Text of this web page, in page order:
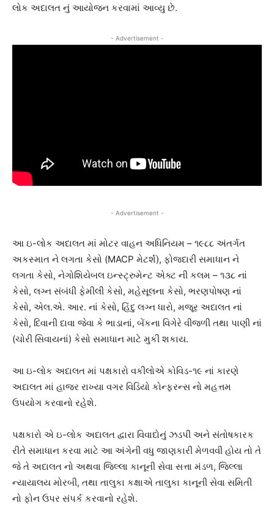
લોક અદાલત નું આયોજન કરવામાં આવ્યુ છે.
- Advertisement -
- Advertisement -
આ ઇ-લોક અદાલત માં મોટર વાહન અધિનિયમ – ૧૯૮૮ અંતર્ગત
અકસ્માત ને લગતા કેસો (MACP મેટર્શ), ફોજદારી સમાધાન ને
લગતા કેસો, નેગોશિયેબલ ઇન્સ્ટ્રુમેન્ટ એક્ટ ની કલમ – ૧૩૮ નાં
કેસો, લગ્ન સંબંધી ફેમીલી કેસો, મહેસૂલના કેસો, ભરણપોષણ નાં
કેસો, એલ.એ. આર. નાં કેસો, હિંદુ લગ્ન ધારો, મજૂર અદાલત નાં
કેસો, દિવાની દાવા જેવા કે ભાડાનાં, બેંકના વિગેરે વીજળી તથા પાણી નાં
(ચોરી સિવાયનાં) કેસો સમાધાન માટે મુકી શકાય.
આ ઇ-લોક અદાલત માં પક્ષકારો વકીલોએ કોવિડ-૧૯ નાં કારણે
અદાલત માં હાજર રાખ્યા વગર વિડિયો કોન્ફરન્સ નો મહત્તમ
ઉપયોગ કરવાનો રહેશે.
પક્ષકારો એ ઇ-લોક અદાલત દ્વારા વિવાદોનું ઝડપી અને સંતોષકારક
રીતે સમાધાન કરવા માટે આ અંગેની વધુ જાણકારી મેળવવી હોય તો તે
જે તે અદાલત નો અથવા જિલ્લા કાનૂની સેવા સત્તા મંડળ, જિલ્લા
ન્યાયાલય મોરબી, તથા તાલુકા કક્ષાએ તાલુકા કાનૂની સેવા સમિતી
નો ફોન ઉપર સંપર્ક કરવાનો રહેશે.